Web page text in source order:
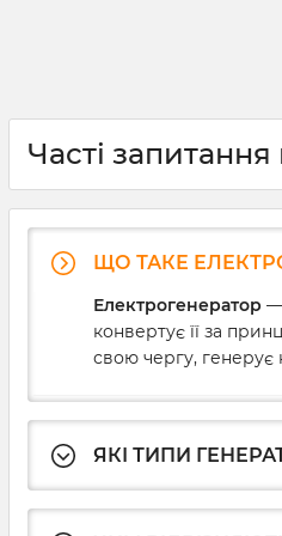
Часті
ЩО ТАКЕ
Електрогенератор —
конвертує її за
свою чергу, генерує
ЯКІ ТИПИ